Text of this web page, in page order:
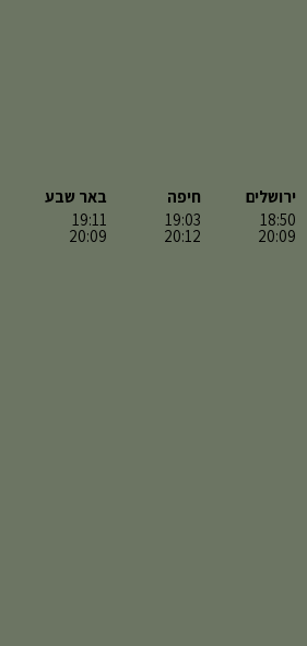
ירושלים
18:50
20:09
חיפה
19:03
20:12
באר שבע
19:11
20:09